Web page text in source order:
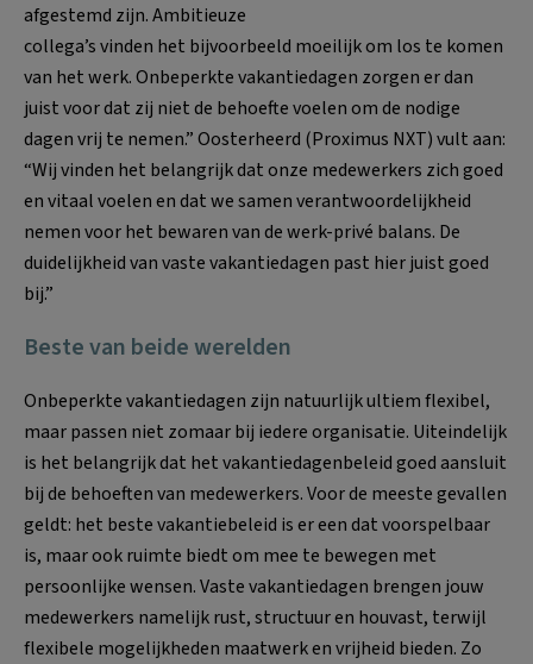
afgestemd zijn. Ambitieuze
collega’s vinden het bijvoorbeeld moeilijk om los te komen
van het werk. Onbeperkte vakantiedagen zorgen er dan
juist voor dat zij niet de behoefte voelen om de nodige
dagen vrij te nemen.” Oosterheerd (Proximus NXT) vult aan:
“Wij vinden het belangrijk dat onze medewerkers zich goed
en vitaal voelen en dat we samen verantwoordelijkheid
nemen voor het bewaren van de werk-privé balans. De
duidelijkheid van vaste vakantiedagen past hier juist goed
bij.”
Beste van beide werelden
Onbeperkte vakantiedagen zijn natuurlijk ultiem flexibel,
maar passen niet zomaar bij iedere organisatie. Uiteindelijk
is het belangrijk dat het vakantiedagenbeleid goed aansluit
bij de behoeften van medewerkers. Voor de meeste gevallen
geldt: het beste vakantiebeleid is er een dat voorspelbaar
is, maar ook ruimte biedt om mee te bewegen met
persoonlijke wensen. Vaste vakantiedagen brengen jouw
medewerkers namelijk rust, structuur en houvast, terwijl
flexibele mogelijkheden maatwerk en vrijheid bieden. Zo